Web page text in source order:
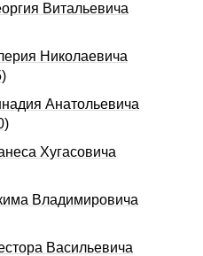
Витальевича
Николаевича
Анатольевича
Хугасовича
Владимировича
Васильевича